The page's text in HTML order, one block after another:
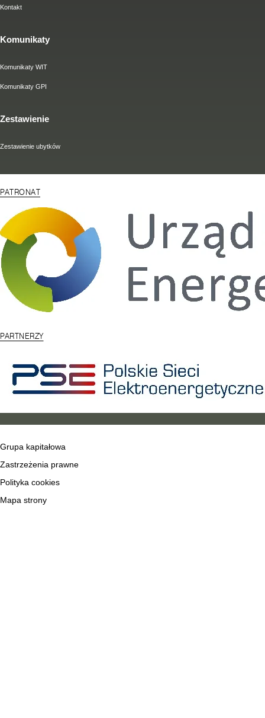
Kontakt
Komunikaty
Komunikaty WIT
Komunikaty GPI
Zestawienie
Zestawienie ubytków
PATRONAT
PARTNERZY
Grupa kapitałowa
Zastrzeżenia prawne
Polityka cookies
Mapa strony